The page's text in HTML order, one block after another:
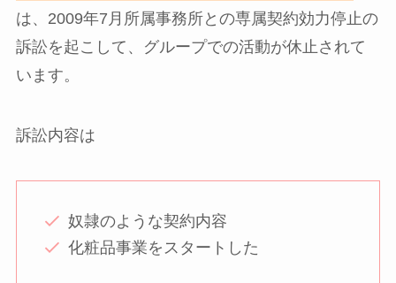
は、2009年7月所属事務所との専属契約効力停止の
訴訟を起こして、グループでの活動が休止されて
います。
訴訟内容は
奴隷のような契約内容
化粧品事業をスタートした